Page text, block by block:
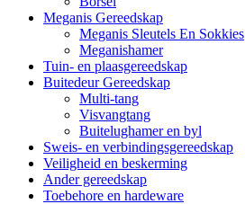
Meganis Gereedskap
Meganis Sleutels En Sokkies
Meganishamer
Tuin- en plaasgereedskap
Buitedeur Gereedskap
Multi-tang
Visvangtang
Buitelughamer en byl
Sweis- en verbindingsgereedskap
Veiligheid en beskerming
Ander gereedskap
Toebehore en hardeware